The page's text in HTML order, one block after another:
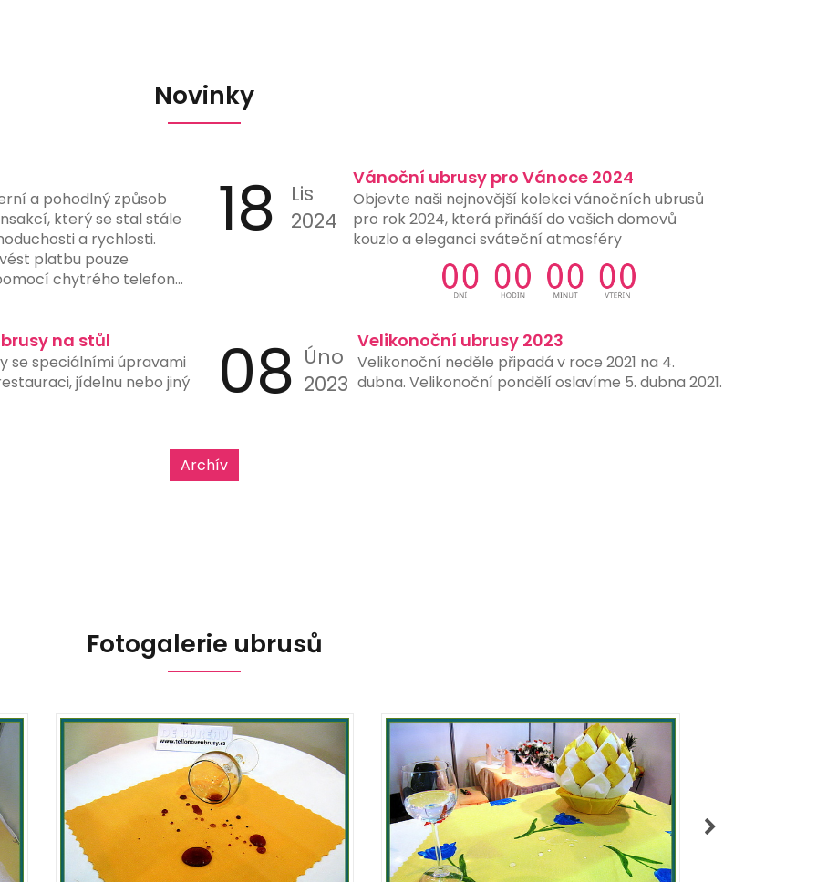
Novinky
a pohodlný způsob
který se stal stále
a rychlosti.
platbu pouze
chytrého telefonu
čímž snižuje riziko chyb
Mnohé banky a finanční
generování a
18
Lis
2024
Vánoční ubrusy pro Vánoce 2024
Objevte naši nejnovější kolekci vánočních ubrusů
pro rok 2024, která přináší do vašich domovů
kouzlo a eleganci sváteční atmosféry
na stůl
se speciálními úpravami
jídelnu nebo jiný
08 Úno
2023
Velikonoční ubrusy 2023
Velikonoční neděle připadá v roce 2021 na 4.
dubna. Velikonoční pondělí oslavíme 5. dubna 2021.
Archív
Fotogalerie ubrusů